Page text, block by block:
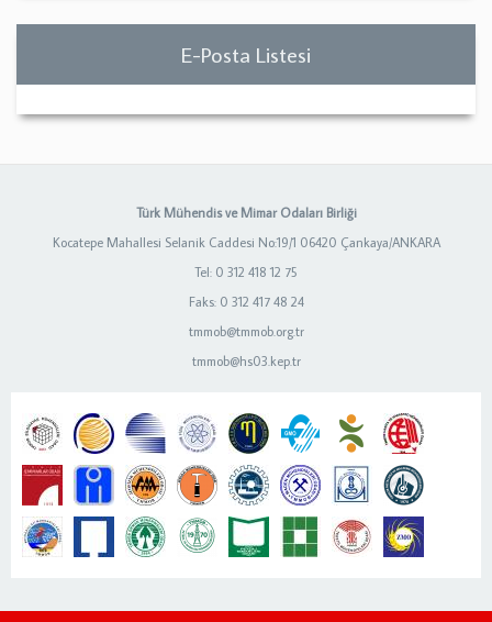
E-Posta Listesi
Türk Mühendis ve Mimar Odaları Birliği
Kocatepe Mahallesi Selanik Caddesi No:19/1 06420 Çankaya/ANKARA
Tel: 0 312 418 12 75
Faks: 0 312 417 48 24
tmmob@tmmob.org.tr
tmmob@hs03.kep.tr